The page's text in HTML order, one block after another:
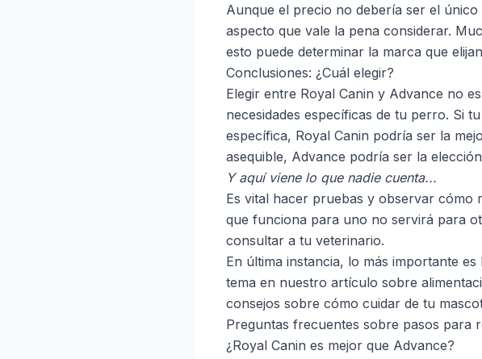
Aunque el precio no debería ser el
aspecto que vale la pena considerar.
esto puede determinar la marca que
Conclusiones: ¿Cuál elegir?
Elegir entre Royal Canin y Advance no
necesidades específicas de tu perro. Si
específica, Royal Canin podría ser la
asequible, Advance podría ser la
Y aquí viene lo que nadie cuenta...
Es vital hacer pruebas y observar cómo
que funciona para uno no servirá para
consultar a tu veterinario.
En última instancia, lo más importante
tema en nuestro artículo sobre
consejos sobre cómo cuidar de tu
Preguntas frecuentes sobre pasos para
¿Royal Canin es mejor que Advance?